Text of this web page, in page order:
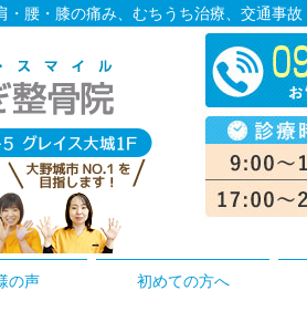
腰・膝の痛み、むちうち治療、交通事故
の声 初めての方へ